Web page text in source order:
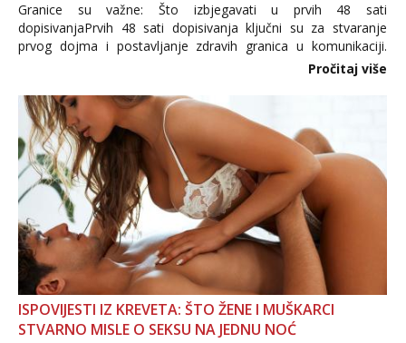
Granice su važne: Što izbjegavati u prvih 48 sati
dopisivanjaPrvih 48 sati dopisivanja ključni su za stvaranje
prvog dojma i postavljanje zdravih granica u komunikaciji.
Važno je izbjeći prebrzo otkrivanje osobnih ili intimnih
informacija, jer nepoznata osoba još nije zaslužila to
povjerenje. Takođe...
Pročitaj više
ISPOVIJESTI IZ KREVETA: ŠTO ŽENE I MUŠKARCI
STVARNO MISLE O SEKSU NA JEDNU NOĆ